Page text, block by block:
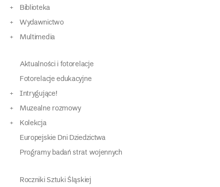
Biblioteka
Wydawnictwo
Multimedia
Aktualności i fotorelacje
Fotorelacje edukacyjne
Intrygujące!
Muzealne rozmowy
Kolekcja
Europejskie Dni Dziedzictwa
Programy badań strat wojennych
Roczniki Sztuki Śląskiej